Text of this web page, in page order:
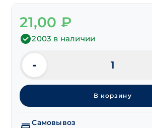
21,00 ₽
2003 в наличии
Количество
товара
Дюбель
для
с
-
В корзину
Самовывоз